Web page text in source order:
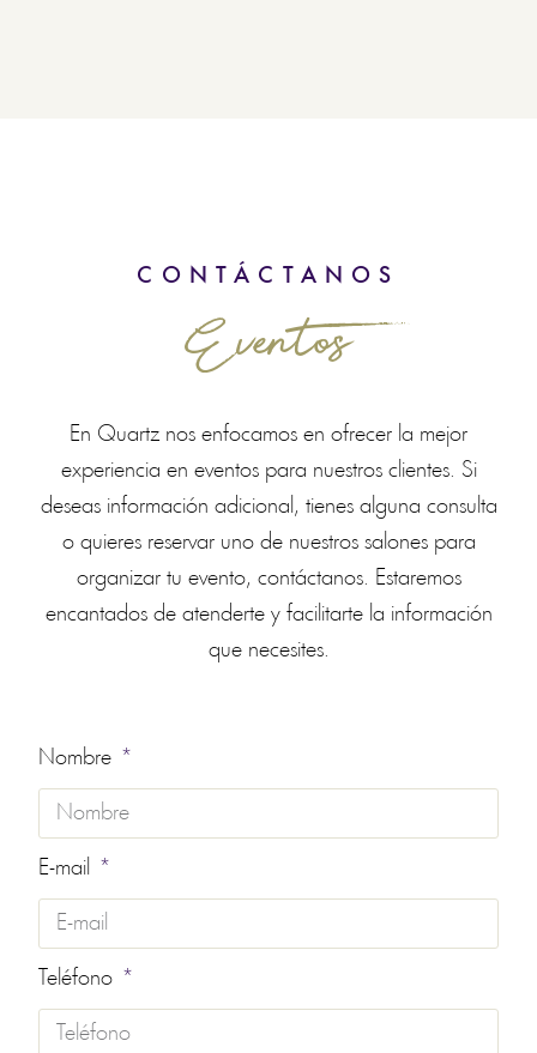
CONTÁCTANOS
Eventos
En Quartz nos enfocamos en ofrecer la mejor
experiencia en eventos para nuestros clientes. Si
deseas información adicional, tienes alguna consulta
o quieres reservar uno de nuestros salones para
organizar tu evento, contáctanos. Estaremos
encantados de atenderte y facilitarte la información
que necesites.
Nombre
E-mail
Teléfono